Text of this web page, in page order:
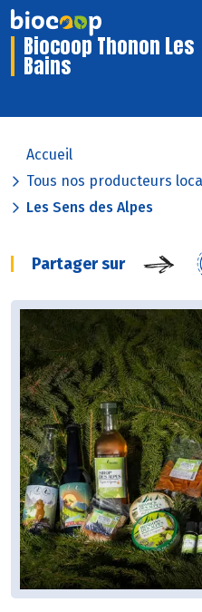
Biocoop Thonon Les
Bains
Accueil
Tous nos producteurs
Les Sens des Alpes
Partager sur